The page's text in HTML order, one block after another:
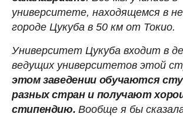
университете, находящемся в
городе Цукуба в 50 км от Токио.
Университет Цукуба входит в
ведущих университетов этой
этом заведении обучаются
разных стран и получают
стипендию. Вообще я бы